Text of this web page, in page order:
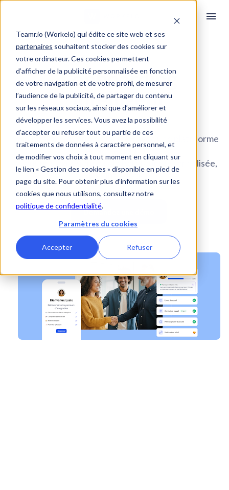
Teamr.io (Workelo) qui édite ce site web et ses
partenaires souhaitent stocker des cookies sur
votre ordinateur. Ces cookies permettent
d’afficher de la publicité personnalisée en fonction
de votre navigation et de votre profil, de mesurer
l’audience de la publicité, de partager du contenu
sur les réseaux sociaux, ainsi que d’améliorer et
développer les services. Vous avez la possibilité
d’accepter ou refuser tout ou partie de ces
traitements de données à caractère personnel, et
de modifier vos choix à tout moment en cliquant sur
le lien « Gestion des cookies » disponible en pied de
page du site. Pour obtenir plus d’information sur les
cookies que nous utilisons, consultez notre
politique de confidentialité.
Paramètres du cookies
Accepter Refuser
L'onboarding
intelligent
Simplifiez le quotidien des RH avec une plateforme
enrichie par l’IA.
Pour une expérience collaborateur personnalisée,
dès l’intégration.
Demandez une démo